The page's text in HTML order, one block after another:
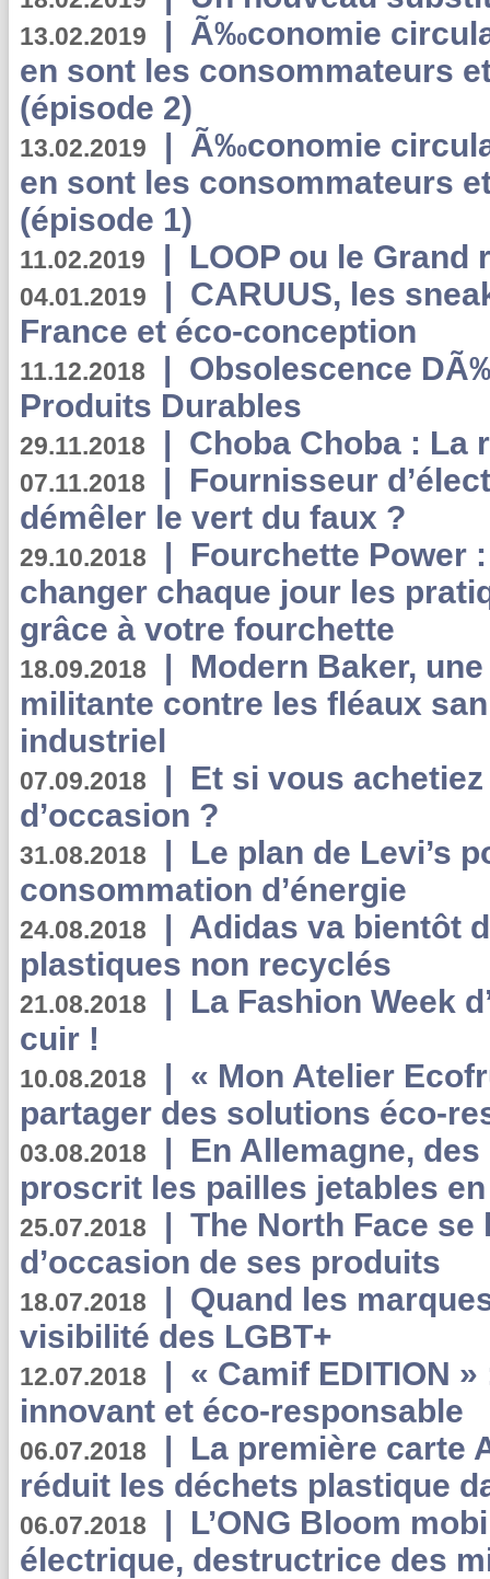
13.02.2019 | Ã‰conomie
en sont les consommateurs
(épisode 2)
13.02.2019 | Ã‰conomie
en sont les consommateurs
(épisode 1)
11.02.2019 | LOOP ou le Grand
04.01.2019 | CARUUS, les
France et éco-conception
11.12.2018 | Obsolescence
Produits Durables
29.11.2018 | Choba Choba : La
07.11.2018 | Fournisseur
démêler le vert du faux ?
29.10.2018 | Fourchette Power
changer chaque jour les
grâce à votre fourchette
18.09.2018 | Modern Baker,
militante contre les fléaux
industriel
07.09.2018 | Et si vous
d’occasion ?
31.08.2018 | Le plan de Levi’s
consommation d’énergie
24.08.2018 | Adidas va bientôt
plastiques non recyclés
21.08.2018 | La Fashion Week
cuir !
10.08.2018 | « Mon Atelier
partager des solutions éco-
03.08.2018 | En Allemagne,
proscrit les pailles jetables
25.07.2018 | The North Face se
d’occasion de ses produits
18.07.2018 | Quand les
visibilité des LGBT+
12.07.2018 | « Camif EDITION
innovant et éco-responsable
06.07.2018 | La première carte
réduit les déchets plastique
06.07.2018 | L’ONG Bloom
électrique, destructrice des